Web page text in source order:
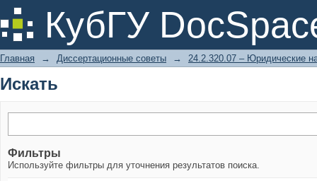
КубГУ
Искать
Главная → Диссертационные советы → 24.2.320.07 – Юридические
Искать
Фильтры
Используйте фильтры для уточнения результатов поиска.